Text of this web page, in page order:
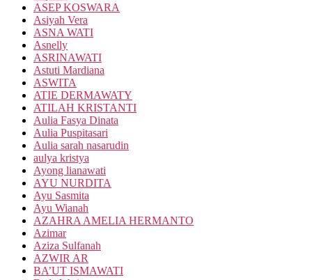
ASEP KOSWARA
Asiyah Vera
ASNA WATI
Asnelly
ASRINAWATI
Astuti Mardiana
ASWITA
ATIE DERMAWATY
ATILAH KRISTANTI
Aulia Fasya Dinata
Aulia Puspitasari
Aulia sarah nasarudin
aulya kristya
Ayong lianawati
AYU NURDITA
Ayu Sasmita
Ayu Wianah
AZAHRA AMELIA HERMANTO
Azimar
Aziza Sulfanah
AZWIR AR
BA’UT ISMAWATI